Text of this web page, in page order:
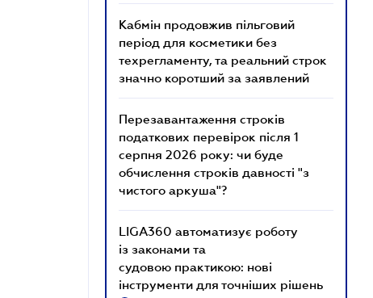
Кабмін продовжив пільговий
період для косметики без
техрегламенту, та реальний строк
значно коротший за заявлений
Перезавантаження строків
податкових перевірок після 1
серпня 2026 року: чи буде
обчислення строків давності "з
чистого аркуша"?
LIGA360 автоматизує роботу
із законами та
судовою практикою: нові
інструменти для точніших рішень